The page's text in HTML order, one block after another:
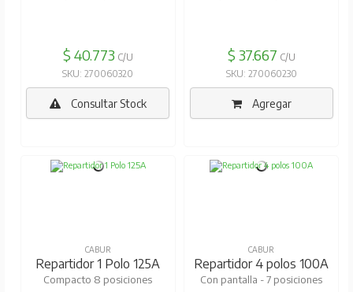
$ 40.773 C/U
SKU: 270060320
Consultar Stock
$ 37.667 C/U
SKU: 270060230
Agregar
CABUR
Repartidor 1 Polo 125A
Compacto 8 posiciones
CABUR
Repartidor 4 polos 100A
Con pantalla - 7 posiciones